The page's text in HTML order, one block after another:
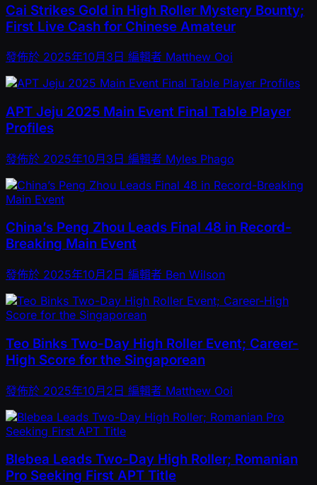
Cai Strikes Gold in High Roller Mystery Bounty;
First Live Cash for Chinese Amateur
發佈於 2025年10月3日 編輯者 Matthew Ooi
APT Jeju 2025 Main Event Final Table Player
Profiles
發佈於 2025年10月3日 編輯者 Myles Phago
China’s Peng Zhou Leads Final 48 in Record-
Breaking Main Event
發佈於 2025年10月2日 編輯者 Ben Wilson
Teo Binks Two-Day High Roller Event; Career-
High Score for the Singaporean
發佈於 2025年10月2日 編輯者 Matthew Ooi
Blebea Leads Two-Day High Roller; Romanian
Pro Seeking First APT Title